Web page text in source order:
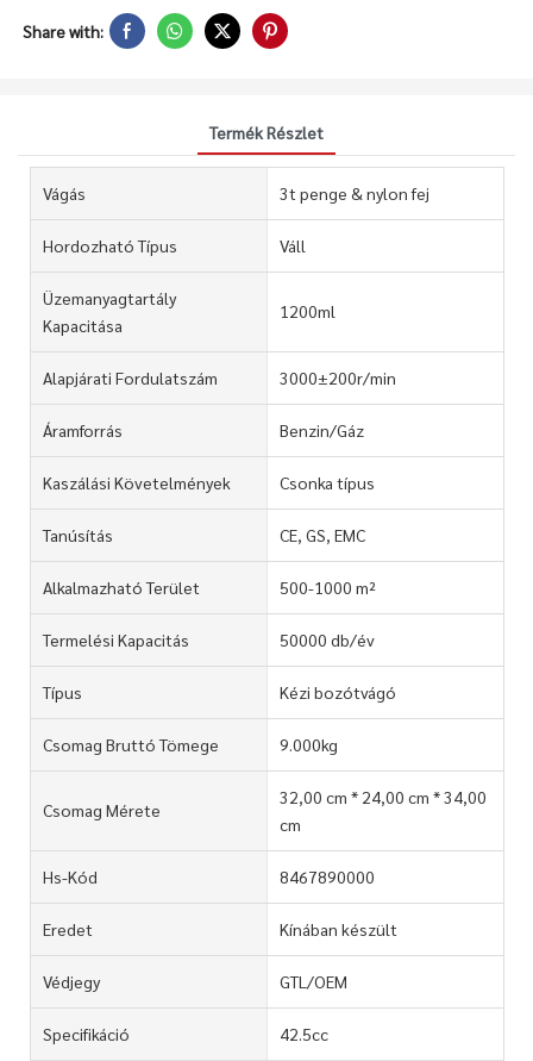
Share with:
Termék Részlet
Vágás 3t penge & nylon fej
Hordozható Típus Váll
Üzemanyagtartály
Kapacitása
1200ml
Alapjárati Fordulatszám 3000±200r/min
Áramforrás Benzin/Gáz
Kaszálási Követelmények Csonka típus
Tanúsítás CE, GS, EMC
Alkalmazható Terület 500-1000 m²
Termelési Kapacitás 50000 db/év
Típus Kézi bozótvágó
Csomag Bruttó Tömege 9.000kg
Csomag Mérete
32,00 cm * 24,00 cm * 34,00
cm
Hs-Kód 8467890000
Eredet Kínában készült
Védjegy GTL/OEM
Specifikáció 42.5cc